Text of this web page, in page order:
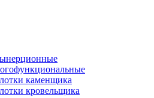
каменщика
кровельщика